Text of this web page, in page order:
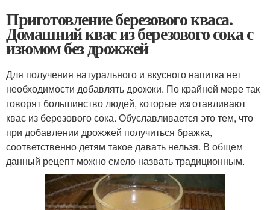
Приготовление березового кваса.
Домашний квас из березового сока с
изюмом без дрожжей
Для получения натурального и вкусного напитка нет
необходимости добавлять дрожжи. По крайней мере так
говорят большинство людей, которые изготавливают
квас из березового сока. Обуславливается это тем, что
при добавлении дрожжей получиться бражка,
соответственно детям такое давать нельзя. В общем
данный рецепт можно смело назвать традиционным.